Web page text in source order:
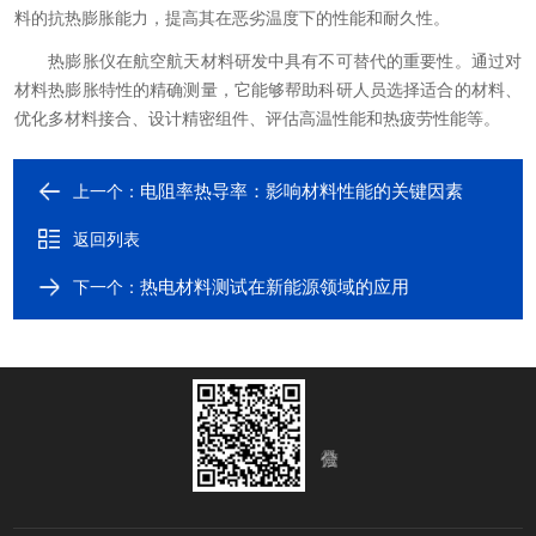
料的抗热膨胀能力，提高其在恶劣温度下的性能和耐久性。
热膨胀仪在航空航天材料研发中具有不可替代的重要性。通过对
材料热膨胀特性的精确测量，它能够帮助科研人员选择适合的材料、
优化多材料接合、设计精密组件、评估高温性能和热疲劳性能等。
上一个： 电阻率热导率：影响材料性能的关键因素
返回列表
下一个：热电材料测试在新能源领域的应用